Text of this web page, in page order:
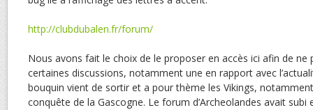
http://clubdubalen.fr/forum/
Nous avons fait le choix de le proposer en accès ici afin de ne
certaines discussions, notamment une en rapport avec
bouquin vient de sortir et a pour thème les Vikings,
conquête de la Gascogne. Le forum d’Archeolandes avait subi